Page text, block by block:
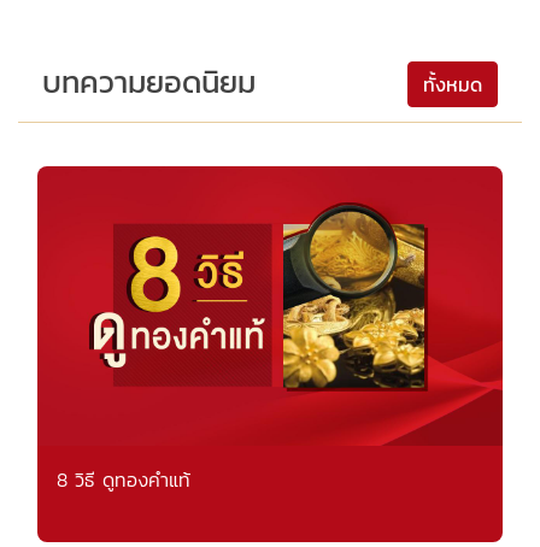
บทความยอดนิยม ทั้งหมด
8 วิธี ดูทองคำแท้